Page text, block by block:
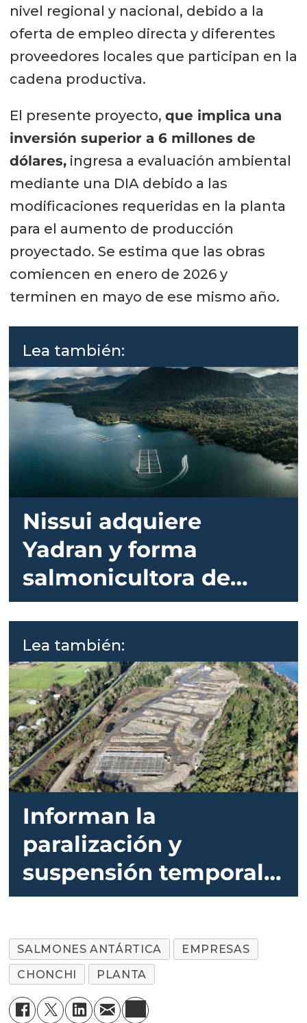
nivel regional y nacional, debido a la
oferta de empleo directa y diferentes
proveedores locales que participan en la
cadena productiva.
El presente proyecto, que implica una
inversión superior a 6 millones de
dólares,ingresa a evaluación ambiental
mediante una DIA debido a las
modificaciones requeridas en la planta
para el aumento de producción
proyectado. Se estima que las obras
comiencen en enero de 2026 y
terminen en mayo de ese mismo año.
Lea también:
Nissui adquiere
Yadran y forma
salmonicultora de
70.000 toneladas:
detalla sus planes
Lea también:
Informan la
paralización y
suspensión temporal
de RCA de piscicultura
Antártica
SALMONES ANTÁRTICA
EMPRESAS
CHONCHI
PLANTA